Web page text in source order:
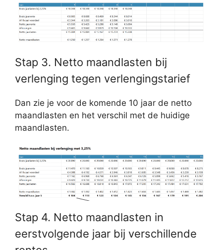
Stap 3. Netto maandlasten bij
verlenging tegen verlengingstarief
Dan zie je voor de komende 10 jaar de netto
maandlasten en het verschil met de huidige
maandlasten.
Stap 4. Netto maandlasten in
eerstvolgende jaar bij verschillende